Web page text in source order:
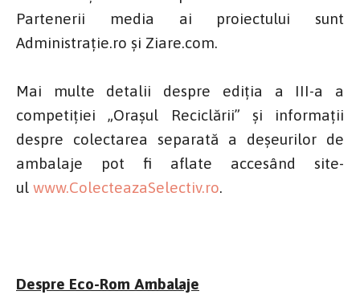
Partenerii media ai proiectului sunt
Administrație.ro și Ziare.com.
Mai multe detalii despre ediția a III-a a
competiției „Orașul Reciclării” şi informaţii
despre colectarea separată a deşeurilor de
ambalaje pot fi aflate accesând site-
ul www.ColecteazaSelectiv.ro.
Despre Eco-Rom Ambalaje